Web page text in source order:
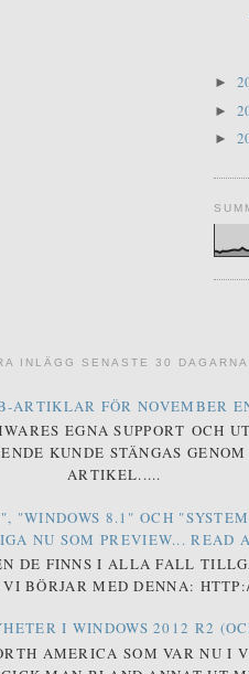
►
►
►
INLÄGG SENASTE 30 DAGARNA
ARTIKLAR FÖR NOVEMBER
EGNA SUPPORT OCH
KUNDE STÄNGAS
ARTIKEL.....
"WINDOWS 8.1" OCH
NU SOM PREVIEW... READ
DE FINNS I ALLA FALL
BÖRJAR MED DENNA:
I WINDOWS 2012 R2
AMERICA SOM VAR NU I